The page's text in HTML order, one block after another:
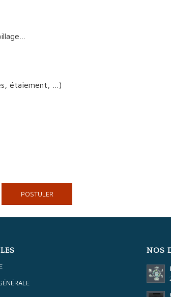
étaiement, …)
POSTULER
NOS